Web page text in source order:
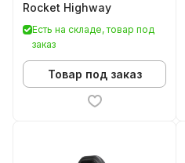
Rocket Highway
Есть на складе, товар под
заказ
Товар под заказ